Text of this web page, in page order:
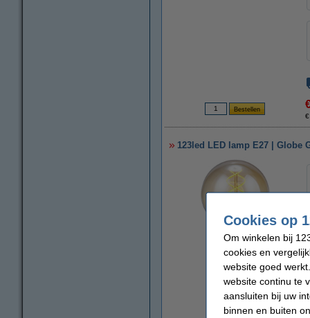
123led LED lamp E27 | Globe
vergroten
Cookies op
Om winkelen bij
cookies en
website goed
website continu te
aansluiten bij uw
binnen en buiten